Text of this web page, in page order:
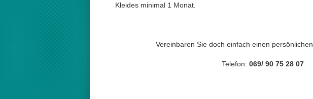
Kleides minimal 1 Monat.
Vereinbaren Sie doch einfach einen
Telefon:069/ 90 75 28 07